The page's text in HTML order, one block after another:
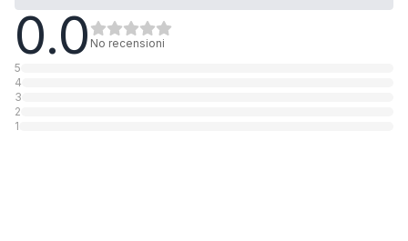
0.0 No recensioni
5
4
3
2
1